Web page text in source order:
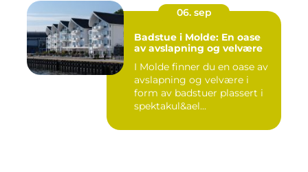
06. sep
Badstue i Molde: En oase
av avslapning og velvære
I Molde finner du en oase av
avslapning og velvære i
form av badstuer plassert i
spektakul&ael...